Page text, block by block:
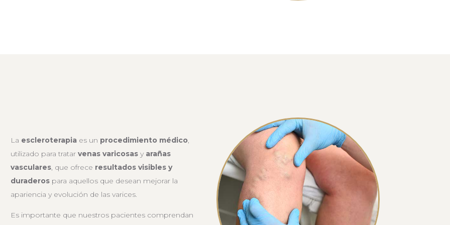
La escleroterapia es un procedimiento médico,
utilizado para tratar venas varicosas y arañas
vasculares, que ofrece resultados visibles y
duraderos para aquellos que desean mejorar la
apariencia y evolución de las varices.
Es importante que nuestros pacientes comprendan